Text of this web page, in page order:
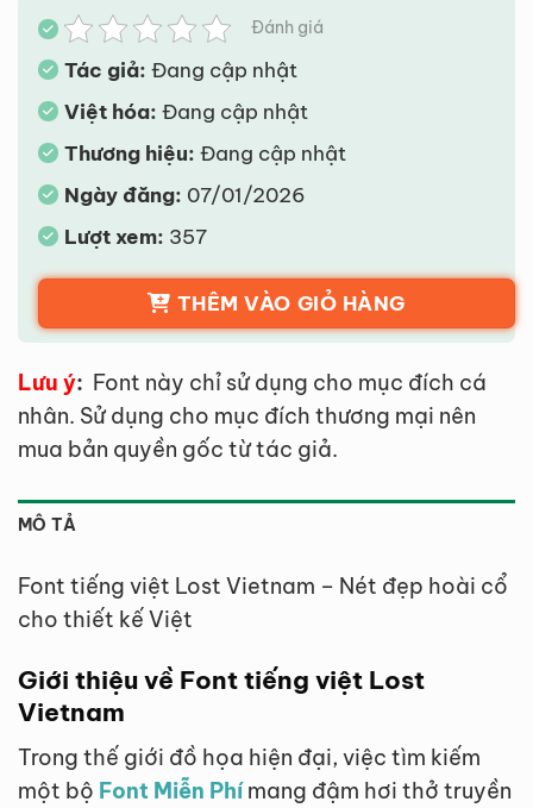
Đánh giá
Tác giả: Đang cập nhật
Việt hóa: Đang cập nhật
Thương hiệu: Đang cập nhật
Ngày đăng: 07/01/2026
Lượt xem: 357
THÊM VÀO GIỎ HÀNG
Lưu ý: Font này chỉ sử dụng cho mục đích cá
nhân. Sử dụng cho mục đích thương mại nên
mua bản quyền gốc từ tác giả.
MÔ TẢ
Font tiếng việt Lost Vietnam – Nét đẹp hoài cổ
cho thiết kế Việt
Giới thiệu về Font tiếng việt Lost
Vietnam
Trong thế giới đồ họa hiện đại, việc tìm kiếm
một bộ Font Miễn Phímang đậm hơi thở truyền